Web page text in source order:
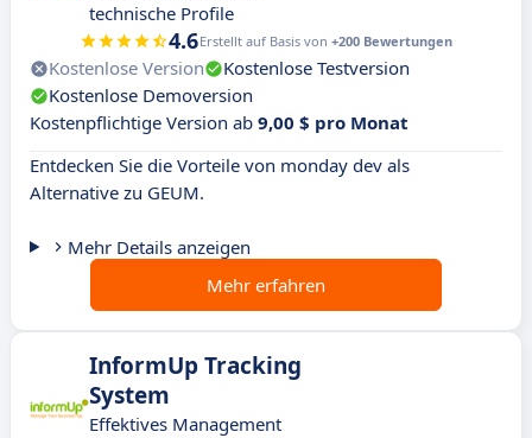
technische Profile
4.6Erstellt auf Basis von +200 Bewertungen
Kostenlose Version
Kostenlose Testversion
Kostenlose Demoversion
Kostenpflichtige Version ab 9,00 $ pro Monat
Entdecken Sie die Vorteile von monday dev als
Alternative zu GEUM.
Mehr Details anzeigen
Mehr erfahren
InformUp Tracking
System
Effektives Management